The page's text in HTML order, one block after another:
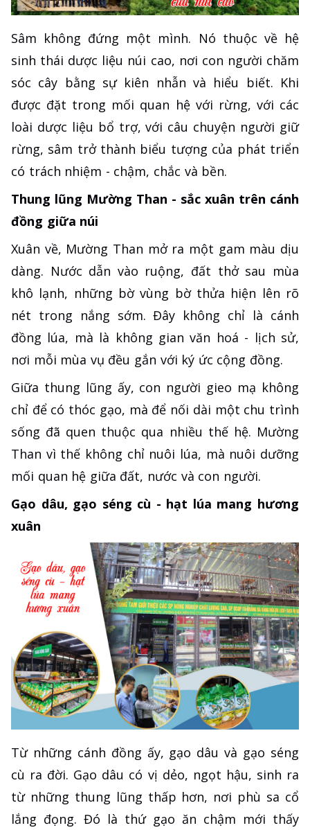
Sâm không đứng một mình. Nó thuộc về hệ
sinh thái dược liệu núi cao, nơi con người chăm
sóc cây bằng sự kiên nhẫn và hiểu biết. Khi
được đặt trong mối quan hệ với rừng, với các
loài dược liệu bổ trợ, với câu chuyện người giữ
rừng, sâm trở thành biểu tượng của phát triển
có trách nhiệm - chậm, chắc và bền.
Thung lũng Mường Than - sắc xuân trên cánh
đồng giữa núi
Xuân về, Mường Than mở ra một gam màu dịu
dàng. Nước dẫn vào ruộng, đất thở sau mùa
khô lạnh, những bờ vùng bờ thửa hiện lên rõ
nét trong nắng sớm. Đây không chỉ là cánh
đồng lúa, mà là không gian văn hoá - lịch sử,
nơi mỗi mùa vụ đều gắn với ký ức cộng đồng.
Giữa thung lũng ấy, con người gieo mạ không
chỉ để có thóc gạo, mà để nối dài một chu trình
sống đã quen thuộc qua nhiều thế hệ. Mường
Than vì thế không chỉ nuôi lúa, mà nuôi dưỡng
mối quan hệ giữa đất, nước và con người.
Gạo dâu, gạo séng cù - hạt lúa mang hương
xuân
Từ những cánh đồng ấy, gạo dâu và gạo séng
cù ra đời. Gạo dâu có vị dẻo, ngọt hậu, sinh ra
từ những thung lũng thấp hơn, nơi phù sa cổ
lắng đọng. Đó là thứ gạo ăn chậm mới thấy